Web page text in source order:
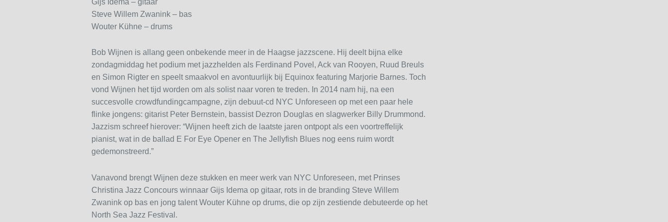
Gijs Idema – gitaar
Steve Willem Zwanink – bas
Wouter Kühne – drums
Bob Wijnen is allang geen onbekende meer in de Haagse jazzscene. Hij deelt bijna elke
zondagmiddag het podium met jazzhelden als Ferdinand Povel, Ack van Rooyen, Ruud Breuls
en Simon Rigter en speelt smaakvol en avontuurlijk bij Equinox featuring Marjorie Barnes. Toch
vond Wijnen het tijd worden om als solist naar voren te treden. In 2014 nam hij, na een
succesvolle crowdfundingcampagne, zijn debuut-cd NYC Unforeseen op met een paar hele
flinke jongens: gitarist Peter Bernstein, bassist Dezron Douglas en slagwerker Billy Drummond.
Jazzism schreef hierover: “Wijnen heeft zich de laatste jaren ontpopt als een voortreffelijk
pianist, wat in de ballad E For Eye Opener en The Jellyfish Blues nog eens ruim wordt
gedemonstreerd.”
Vanavond brengt Wijnen deze stukken en meer werk van NYC Unforeseen, met Prinses
Christina Jazz Concours winnaar Gijs Idema op gitaar, rots in de branding Steve Willem
Zwanink op bas en jong talent Wouter Kühne op drums, die op zijn zestiende debuteerde op het
North Sea Jazz Festival.